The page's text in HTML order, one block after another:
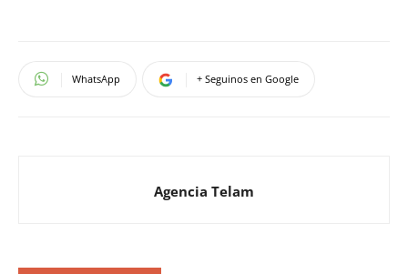
WhatsApp + Seguinos en Google
Agencia Telam